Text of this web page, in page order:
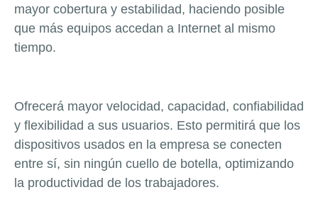
mayor cobertura y estabilidad, haciendo posible
que más equipos accedan a Internet al mismo
tiempo.
Ofrecerá mayor velocidad, capacidad, confiabilidad
y flexibilidad a sus usuarios. Esto permitirá que los
dispositivos usados en la empresa se conecten
entre sí, sin ningún cuello de botella, optimizando
la productividad de los trabajadores.